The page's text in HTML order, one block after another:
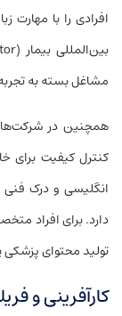
افرادی را با مهارت
مشاغل بسته به تجربه بین ۳۵ تا ۷۰ هزار
همچنین در
کنترل کیفیت برای
انگلیسی و درک فنی
دارد. برای افراد
تولید محتوای پزشکی
کارآفرینی و